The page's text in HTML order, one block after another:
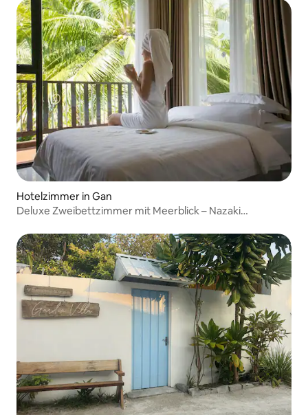
Hotelzimmer in Gan
Deluxe Zweibettzimmer mit Meerblick – Nazaki